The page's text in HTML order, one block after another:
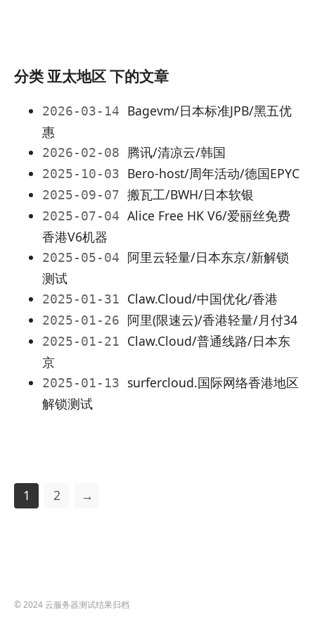
分类 亚太地区 下的文章
2026-03-14 Bagevm/日本标准JPB/黑五优
惠
2026-02-08 腾讯/清凉云/韩国
2025-10-03 Bero-host/周年活动/德国EPYC
2025-09-07 搬瓦工/BWH/日本软银
2025-07-04 Alice Free HK V6/爱丽丝免费
香港V6机器
2025-05-04 阿里云轻量/日本东京/新解锁
测试
2025-01-31 Claw.Cloud/中国优化/香港
2025-01-26 阿里(限速云)/香港轻量/月付34
2025-01-21 Claw.Cloud/普通线路/日本东
京
2025-01-13 surfercloud.国际网络香港地区
解锁测试
1 2 →
© 2024 云服务器测试结果归档